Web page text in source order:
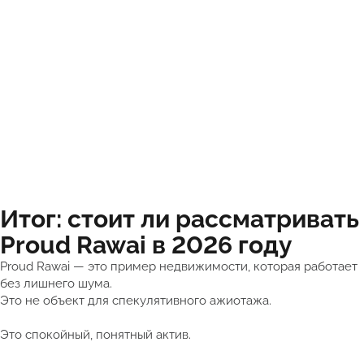
Итог: стоит ли рассматривать
Proud Rawai в 2026 году
Proud Rawai — это пример недвижимости, которая работает
без лишнего шума.
Это не объект для спекулятивного ажиотажа.
Это спокойный, понятный актив.